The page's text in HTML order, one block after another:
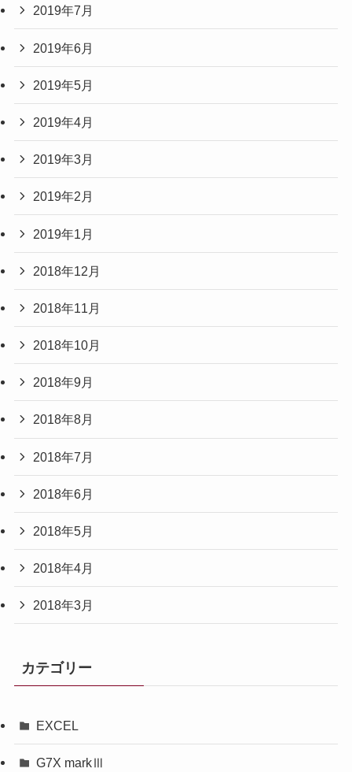
2019年7月
2019年6月
2019年5月
2019年4月
2019年3月
2019年2月
2019年1月
2018年12月
2018年11月
2018年10月
2018年9月
2018年8月
2018年7月
2018年6月
2018年5月
2018年4月
2018年3月
カテゴリー
EXCEL
G7X markⅢ